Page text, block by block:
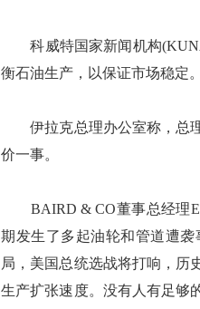
科威特国家新闻机构
衡石油生产，以保证市场稳定。
伊拉克总理办公室称，总理
价一事。
BAIRD & CO董事总经理
期发生了多起油轮和管道遭
局，美国总统选战将打响，历
生产扩张速度。没有人有足够